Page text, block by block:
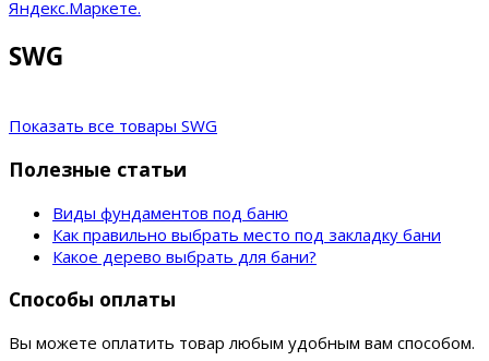
SWG
Показать все товары SWG
Полезные статьи
Виды фундаментов под баню
Как правильно выбрать место под закладку бани
Какое дерево выбрать для бани?
Способы оплаты
Вы можете оплатить товар любым удобным вам способом.